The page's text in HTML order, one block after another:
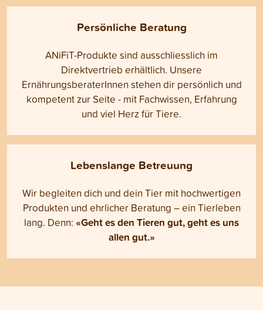
Persönliche Beratung
ANiFiT-Produkte sind ausschliesslich im
Direktvertrieb erhältlich. Unsere
ErnährungsberaterInnen stehen dir persönlich und
kompetent zur Seite - mit Fachwissen, Erfahrung
und viel Herz für Tiere.
Lebenslange Betreuung
Wir begleiten dich und dein Tier mit hochwertigen
Produkten und ehrlicher Beratung – ein Tierleben
lang. Denn: «Geht es den Tieren gut, geht es uns
allen gut.»